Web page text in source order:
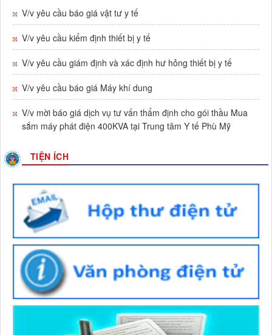
năm 2026
Thời gian đăng: 23/07/2026
lượt xem: 100 | lượt tải:39
Số :569/TTYT-TCHC
Tên :V/v triển khai thực hiện hướng dẫn lập hồ sơ công việc
và nộp lưu hồ sơ, tài liệu điện tử vào lưu trữ cơ quan
Thời gian đăng: 13/07/2026
lượt xem: 62 | lượt tải:153
541 / TTYT-KHNVĐD
01/7/2026 của Bộ Y tế
lượt xem: 169 | lượt tải:77
Số :523/TTYT-KHNVĐD
Tên :V/v phát động tham gia Hội thi Sáng tạo kỹ thuật tỉnh
Gia Lai lần thứ I, giai đoạn 2026 - 2027
Thời gian đăng: 02/07/2026
lượt xem: 61 | lượt tải:46
Số :1982 /QĐ-BYT
Tên :QUYẾT ĐỊNH Ban hành “Hướng dẫn chuyên môn các
biện pháp thực hiện dinh dưỡng trong phòng bệnh”
Thời gian đăng: 07/07/2026
V/v yêu cầu báo giá vật tư y tế
V/v yêu cầu kiểm định thiết bị y tế
V/v yêu cầu giám định và xác định hư hỏng thiết bị y tế
V/v yêu cầu báo giá Máy khí dung
V/v mời báo giá dịch vụ tư vấn thẩm định cho gói thầu Mua
sắm máy phát điện 400KVA tại Trung tâm Y tế Phù Mỹ
TIỆN ÍCH